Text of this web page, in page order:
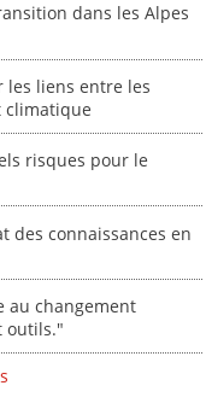
dans les Alpes
les liens entre les
climatique
risques pour le
des connaissances en
au changement
outils."